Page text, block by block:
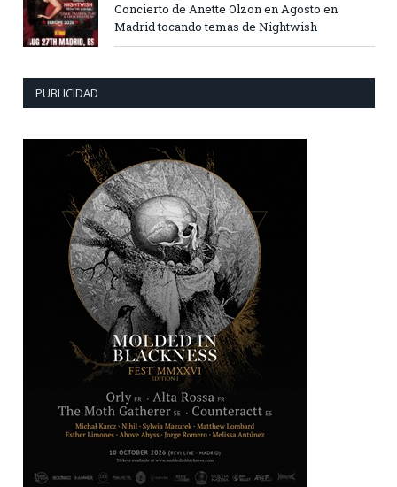
Concierto de Anette Olzon en Agosto en
Madrid tocando temas de Nightwish
PUBLICIDAD